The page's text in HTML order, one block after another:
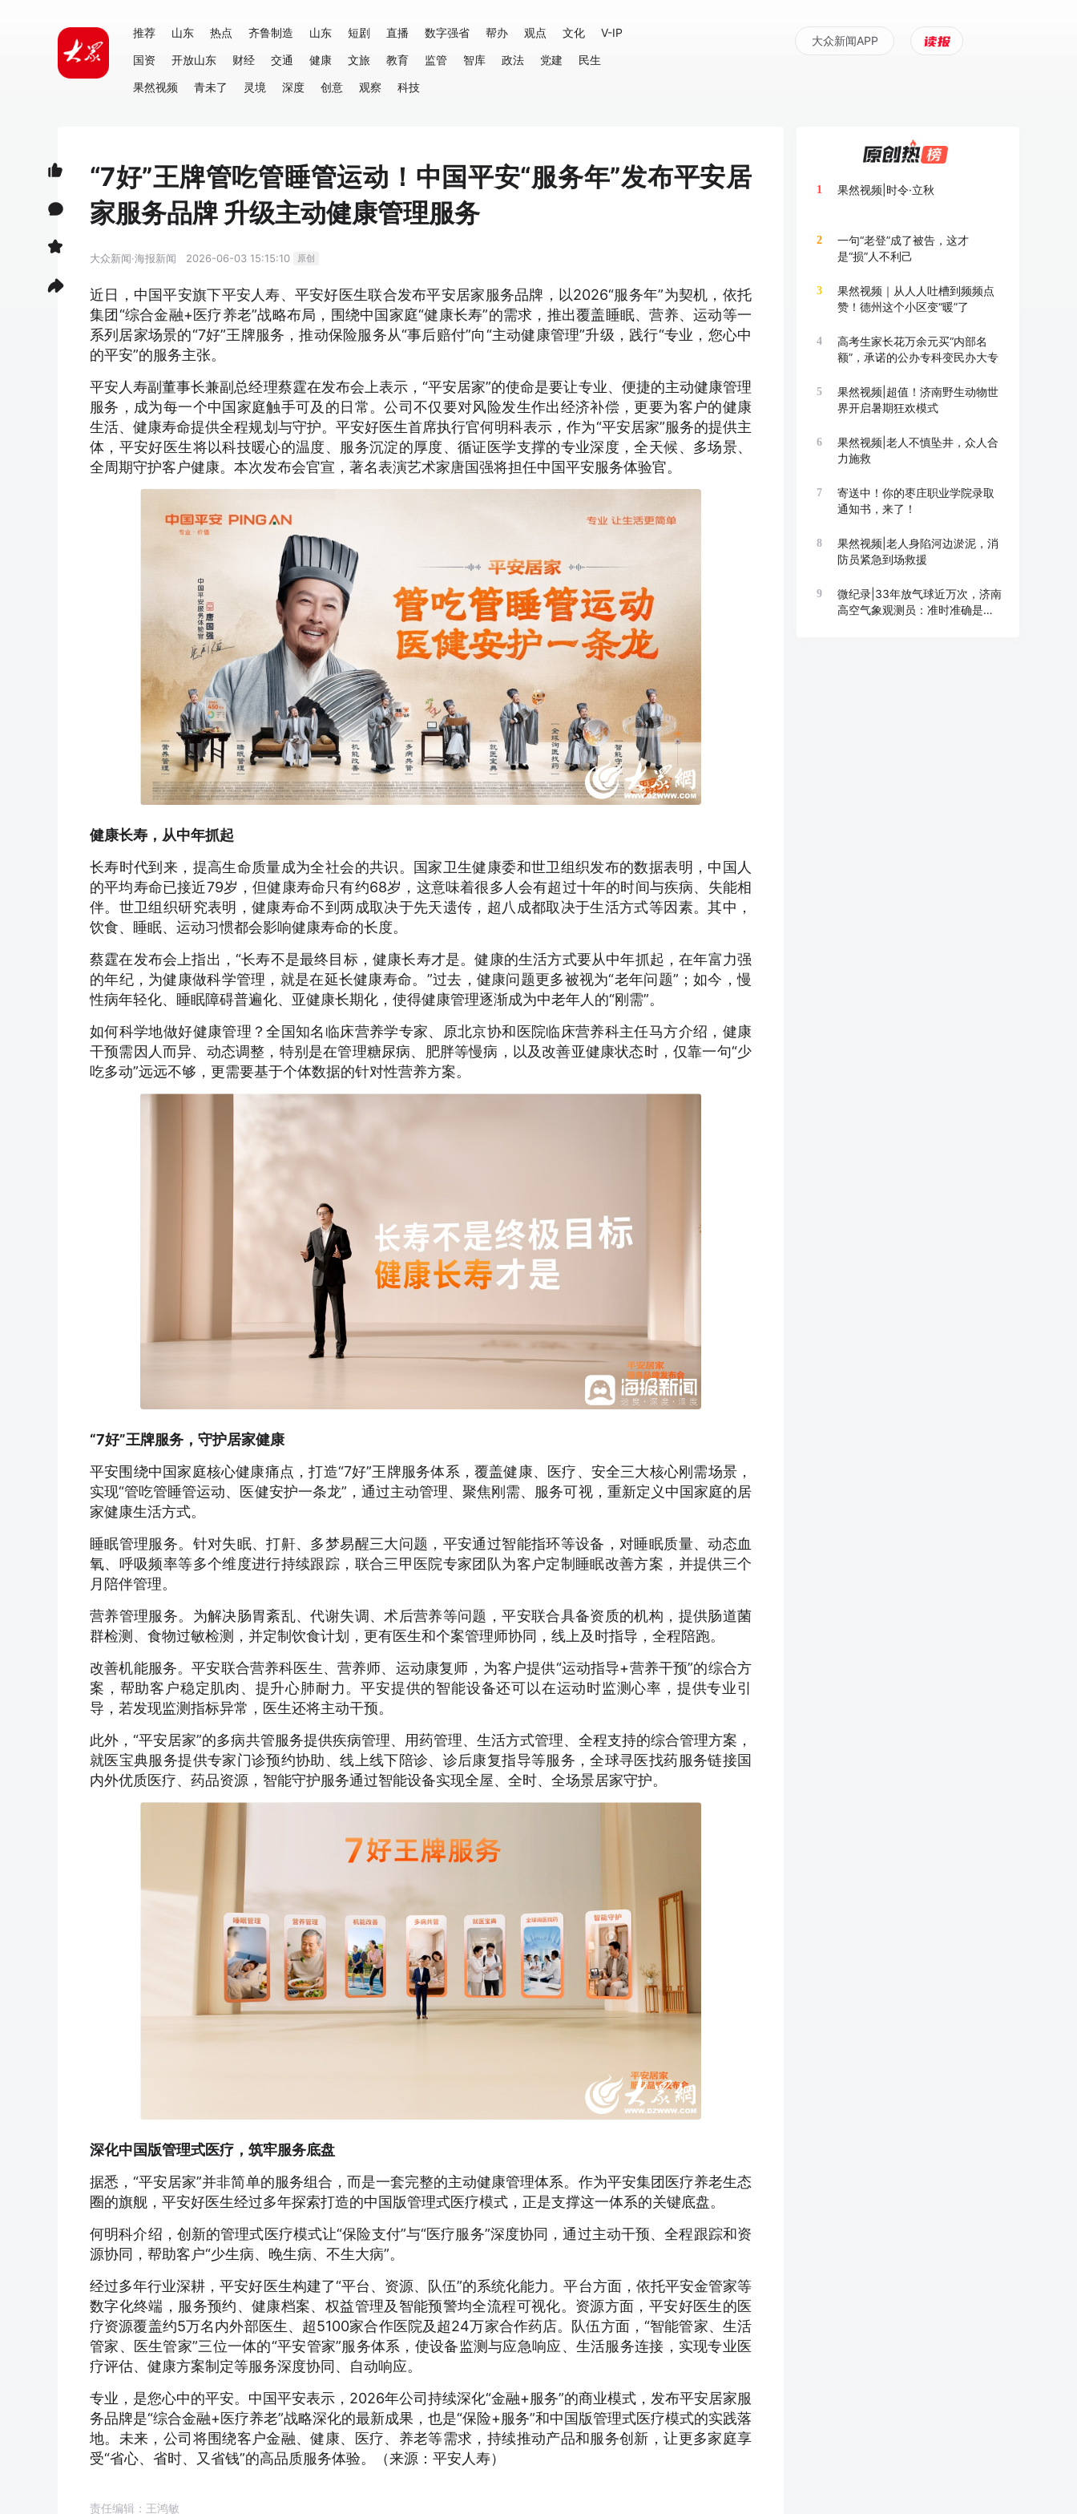
推荐 山东 热点 齐鲁制造 山东 短剧 直播 数字强省 帮办 观点 文化
V-IP
国资
开放山东 财经 交通 健康 文旅 教育 监管 智库 政法 党建
民生
果然视频
青未了 灵境 深度 创意 观察 科技
大众新闻APP
“7好”王牌管吃管睡管运动！中国平安“服务年”发布平安居
家服务品牌 升级主动健康管理服务
大众新闻·海报新闻 2026-06-03 15:15:10 原创
近日，中国平安旗下平安人寿、平安好医生联合发布平安居家服务品牌，以2026“服务年”为契机，依托
集团“综合金融+医疗养老”战略布局，围绕中国家庭“健康长寿”的需求，推出覆盖睡眠、营养、运动等一
系列居家场景的“7好”王牌服务，推动保险服务从“事后赔付”向“主动健康管理”升级，践行“专业，您心中
的平安”的服务主张。
平安人寿副董事长兼副总经理蔡霆在发布会上表示，“平安居家”的使命是要让专业、便捷的主动健康管理
服务，成为每一个中国家庭触手可及的日常。公司不仅要对风险发生作出经济补偿，更要为客户的健康
生活、健康寿命提供全程规划与守护。平安好医生首席执行官何明科表示，作为“平安居家”服务的提供主
体，平安好医生将以科技暖心的温度、服务沉淀的厚度、循证医学支撑的专业深度，全天候、多场景、
全周期守护客户健康。本次发布会官宣，著名表演艺术家唐国强将担任中国平安服务体验官。
健康长寿，从中年抓起
长寿时代到来，提高生命质量成为全社会的共识。国家卫生健康委和世卫组织发布的数据表明，中国人
的平均寿命已接近79岁，但健康寿命只有约68岁，这意味着很多人会有超过十年的时间与疾病、失能相
伴。世卫组织研究表明，健康寿命不到两成取决于先天遗传，超八成都取决于生活方式等因素。其中，
饮食、睡眠、运动习惯都会影响健康寿命的长度。
蔡霆在发布会上指出，“长寿不是最终目标，健康长寿才是。健康的生活方式要从中年抓起，在年富力强
的年纪，为健康做科学管理，就是在延长健康寿命。”过去，健康问题更多被视为“老年问题”；如今，慢
性病年轻化、睡眠障碍普遍化、亚健康长期化，使得健康管理逐渐成为中老年人的“刚需”。
如何科学地做好健康管理？全国知名临床营养学专家、原北京协和医院临床营养科主任马方介绍，健康
干预需因人而异、动态调整，特别是在管理糖尿病、肥胖等慢病，以及改善亚健康状态时，仅靠一句“少
吃多动”远远不够，更需要基于个体数据的针对性营养方案。
“7好”王牌服务，守护居家健康
平安围绕中国家庭核心健康痛点，打造“7好”王牌服务体系，覆盖健康、医疗、安全三大核心刚需场景，
实现“管吃管睡管运动、医健安护一条龙”，通过主动管理、聚焦刚需、服务可视，重新定义中国家庭的居
家健康生活方式。
睡眠管理服务。针对失眠、打鼾、多梦易醒三大问题，平安通过智能指环等设备，对睡眠质量、动态血
氧、呼吸频率等多个维度进行持续跟踪，联合三甲医院专家团队为客户定制睡眠改善方案，并提供三个
月陪伴管理。
营养管理服务。为解决肠胃紊乱、代谢失调、术后营养等问题，平安联合具备资质的机构，提供肠道菌
群检测、食物过敏检测，并定制饮食计划，更有医生和个案管理师协同，线上及时指导，全程陪跑。
改善机能服务。平安联合营养科医生、营养师、运动康复师，为客户提供“运动指导+营养干预”的综合方
案，帮助客户稳定肌肉、提升心肺耐力。平安提供的智能设备还可以在运动时监测心率，提供专业引
导，若发现监测指标异常，医生还将主动干预。
此外，“平安居家”的多病共管服务提供疾病管理、用药管理、生活方式管理、全程支持的综合管理方案，
就医宝典服务提供专家门诊预约协助、线上线下陪诊、诊后康复指导等服务，全球寻医找药服务链接国
内外优质医疗、药品资源，智能守护服务通过智能设备实现全屋、全时、全场景居家守护。
深化中国版管理式医疗，筑牢服务底盘
据悉，“平安居家”并非简单的服务组合，而是一套完整的主动健康管理体系。作为平安集团医疗养老生态
圈的旗舰，平安好医生经过多年探索打造的中国版管理式医疗模式，正是支撑这一体系的关键底盘。
何明科介绍，创新的管理式医疗模式让“保险支付”与“医疗服务”深度协同，通过主动干预、全程跟踪和资
源协同，帮助客户“少生病、晚生病、不生大病”。
经过多年行业深耕，平安好医生构建了“平台、资源、队伍”的系统化能力。平台方面，依托平安金管家等
数字化终端，服务预约、健康档案、权益管理及智能预警均全流程可视化。资源方面，平安好医生的医
疗资源覆盖约5万名内外部医生、超5100家合作医院及超24万家合作药店。队伍方面，“智能管家、生活
管家、医生管家”三位一体的“平安管家”服务体系，使设备监测与应急响应、生活服务连接，实现专业医
疗评估、健康方案制定等服务深度协同、自动响应。
专业，是您心中的平安。中国平安表示，2026年公司持续深化“金融+服务”的商业模式，发布平安居家服
务品牌是“综合金融+医疗养老”战略深化的最新成果，也是“保险+服务”和中国版管理式医疗模式的实践落
地。未来，公司将围绕客户金融、健康、医疗、养老等需求，持续推动产品和服务创新，让更多家庭享
受“省心、省时、又省钱”的高品质服务体验。（来源：平安人寿）
责任编辑：王鸿敏
1 果然视频|时令·立秋
2
一句“老登”成了被告，这才
是“损”人不利己
3
果然视频｜从人人吐槽到频频点
赞！德州这个小区变“暖”了
4
高考生家长花万余元买“内部名
额”，承诺的公办专科变民办大专
5
果然视频|超值！济南野生动物世
界开启暑期狂欢模式
6
果然视频|老人不慎坠井，众人合
力施救
7
寄送中！你的枣庄职业学院录取
通知书，来了！
8
果然视频|老人身陷河边淤泥，消
防员紧急到场救援
9
微纪录|33年放气球近万次，济南
高空气象观测员：准时准确是底